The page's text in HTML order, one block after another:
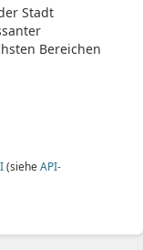
Stadt
Bereichen
(siehe API-